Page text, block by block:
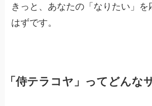
きっと、あなたの「なりたい」を
はずです。
「侍テラコヤ」ってどんな